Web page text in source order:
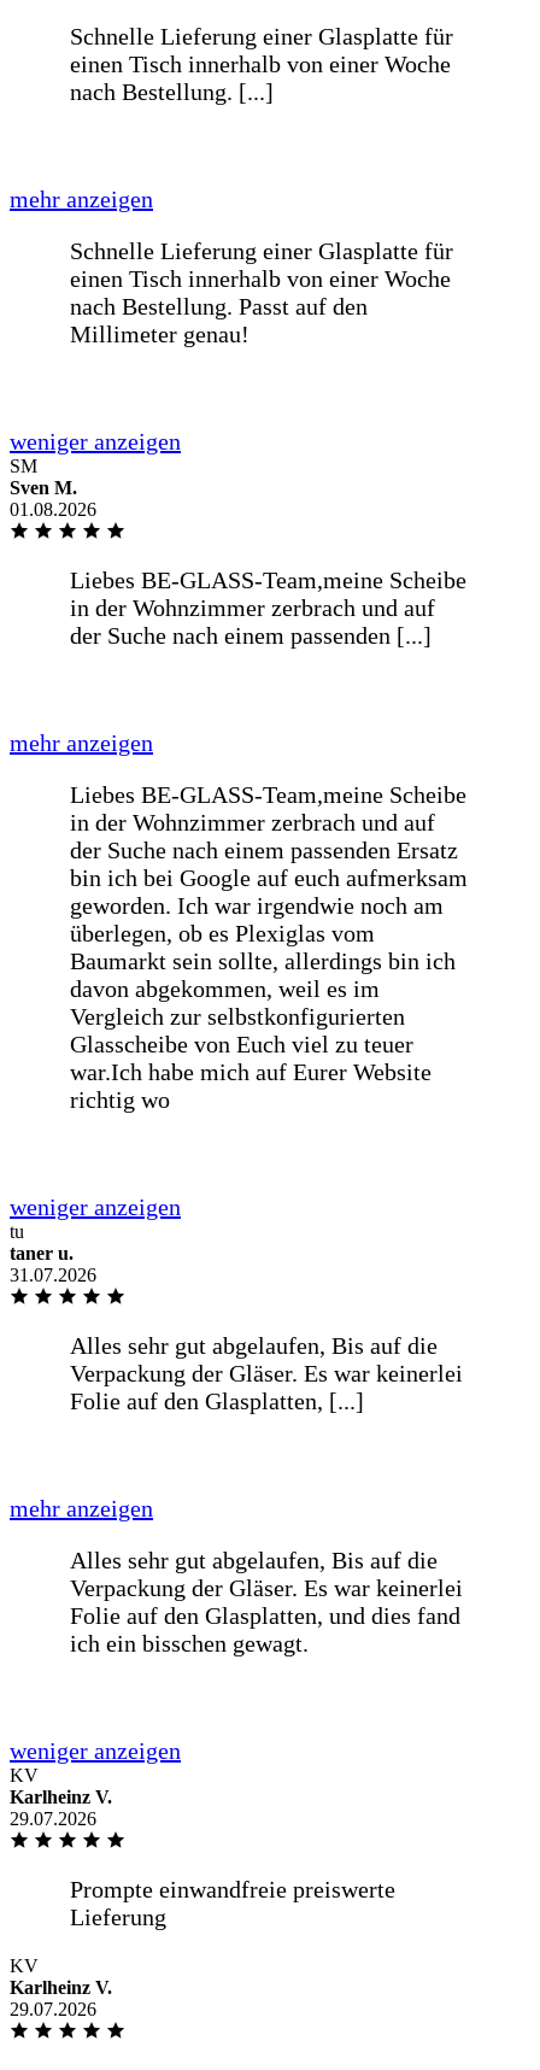
SM
Sven M.
01.08.2026
davon abgekommen, weil es im
Vergleich zur selbstkonfigurierten
Glasscheibe von Euch viel zu teuer
war.Ich habe mich auf Eurer Website
weniger anzeigen
tu
taner u.
31.07.2026
Alles sehr gut abgelaufen, Bis auf die
Verpackung der Gläser. Es war keinerlei
mehr anzeigen
Alles sehr gut abgelaufen, Bis auf die
Verpackung der Gläser. Es war keinerlei
Folie auf den Glasplatten, und dies fand
weniger anzeigen
KV
Karlheinz V.
29.07.2026
Prompte einwandfreie preiswerte
KV
Karlheinz V.
29.07.2026
Prompte einwandfreie preiswerte
Lieferung
Wie immer sehr schnelle Lieferung
Danke
Wie immer sehr schnelle Lieferung
Schnelle Bearbeitung und sind auf die
Wünsche meines Liefertermin
eingegangen
bis zur Lieferung.
Na